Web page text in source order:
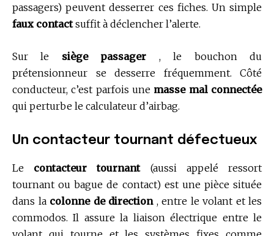
passagers) peuvent desserrer ces fiches. Un simple
faux contactsuffit à déclencher l’alerte.
Sur le siège passager , le bouchon du
prétensionneur se desserre fréquemment. Côté
conducteur, c’est parfois une masse mal connectée
qui perturbe le calculateur d’airbag.
Un contacteur tournant défectueux
Le contacteur tournant(aussi appelé ressort
tournant ou bague de contact) est une pièce située
dans la colonne de direction, entre le volant et les
commodos. Il assure la liaison électrique entre le